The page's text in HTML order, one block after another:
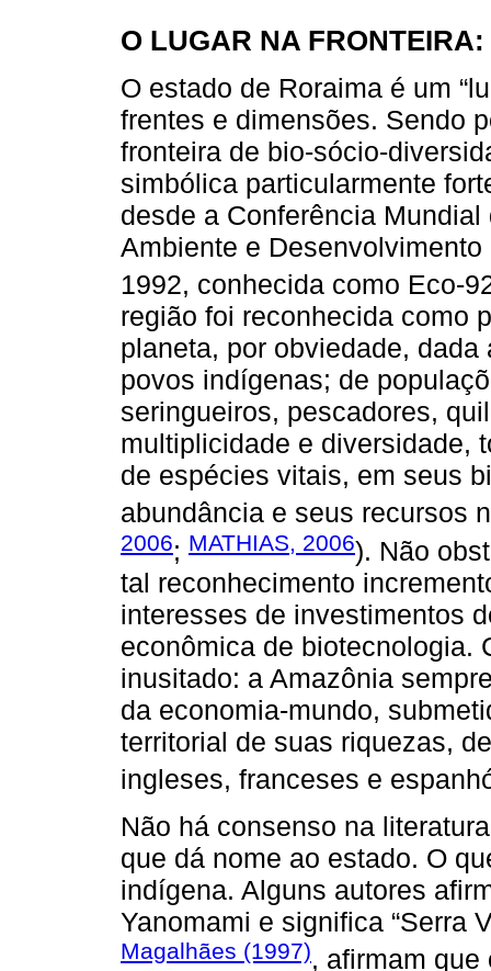
O LUGAR NA
O estado de Roraima é um
frentes e dimensões. Sendo
fronteira de bio-sócio-
simbólica particularmente
desde a Conferência
Ambiente e
1992, conhecida como Eco-
região foi reconhecida como
planeta, por obviedade,
povos indígenas; de
seringueiros, pescadores,
multiplicidade e diversidade,
de espécies vitais, em seus
abundância e seus recursos
2006; MATHIAS, 2006). Não
tal reconhecimento
interesses de investimentos
econômica de biotecnologia.
inusitado: a Amazônia
da economia-mundo,
territorial de suas riquezas,
ingleses, franceses e
Não há consenso na
que dá nome ao estado. O
indígena. Alguns autores
Yanomami e significa “Serra
Magalhães (1997), afirmam